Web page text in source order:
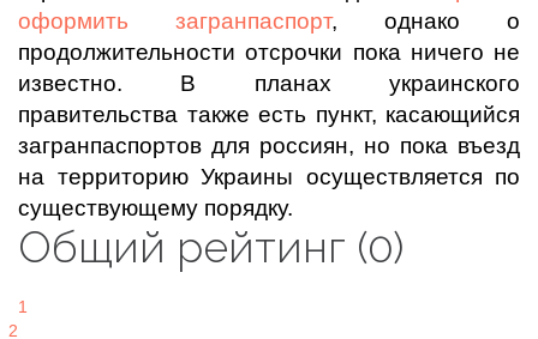
оформить загранпаспорт, однако о
продолжительности отсрочки пока ничего не
известно. В планах украинского
правительства также есть пункт, касающийся
загранпаспортов для россиян, но пока въезд
на территорию Украины осуществляется по
существующему порядку.
Общий рейтинг (0)
1
2